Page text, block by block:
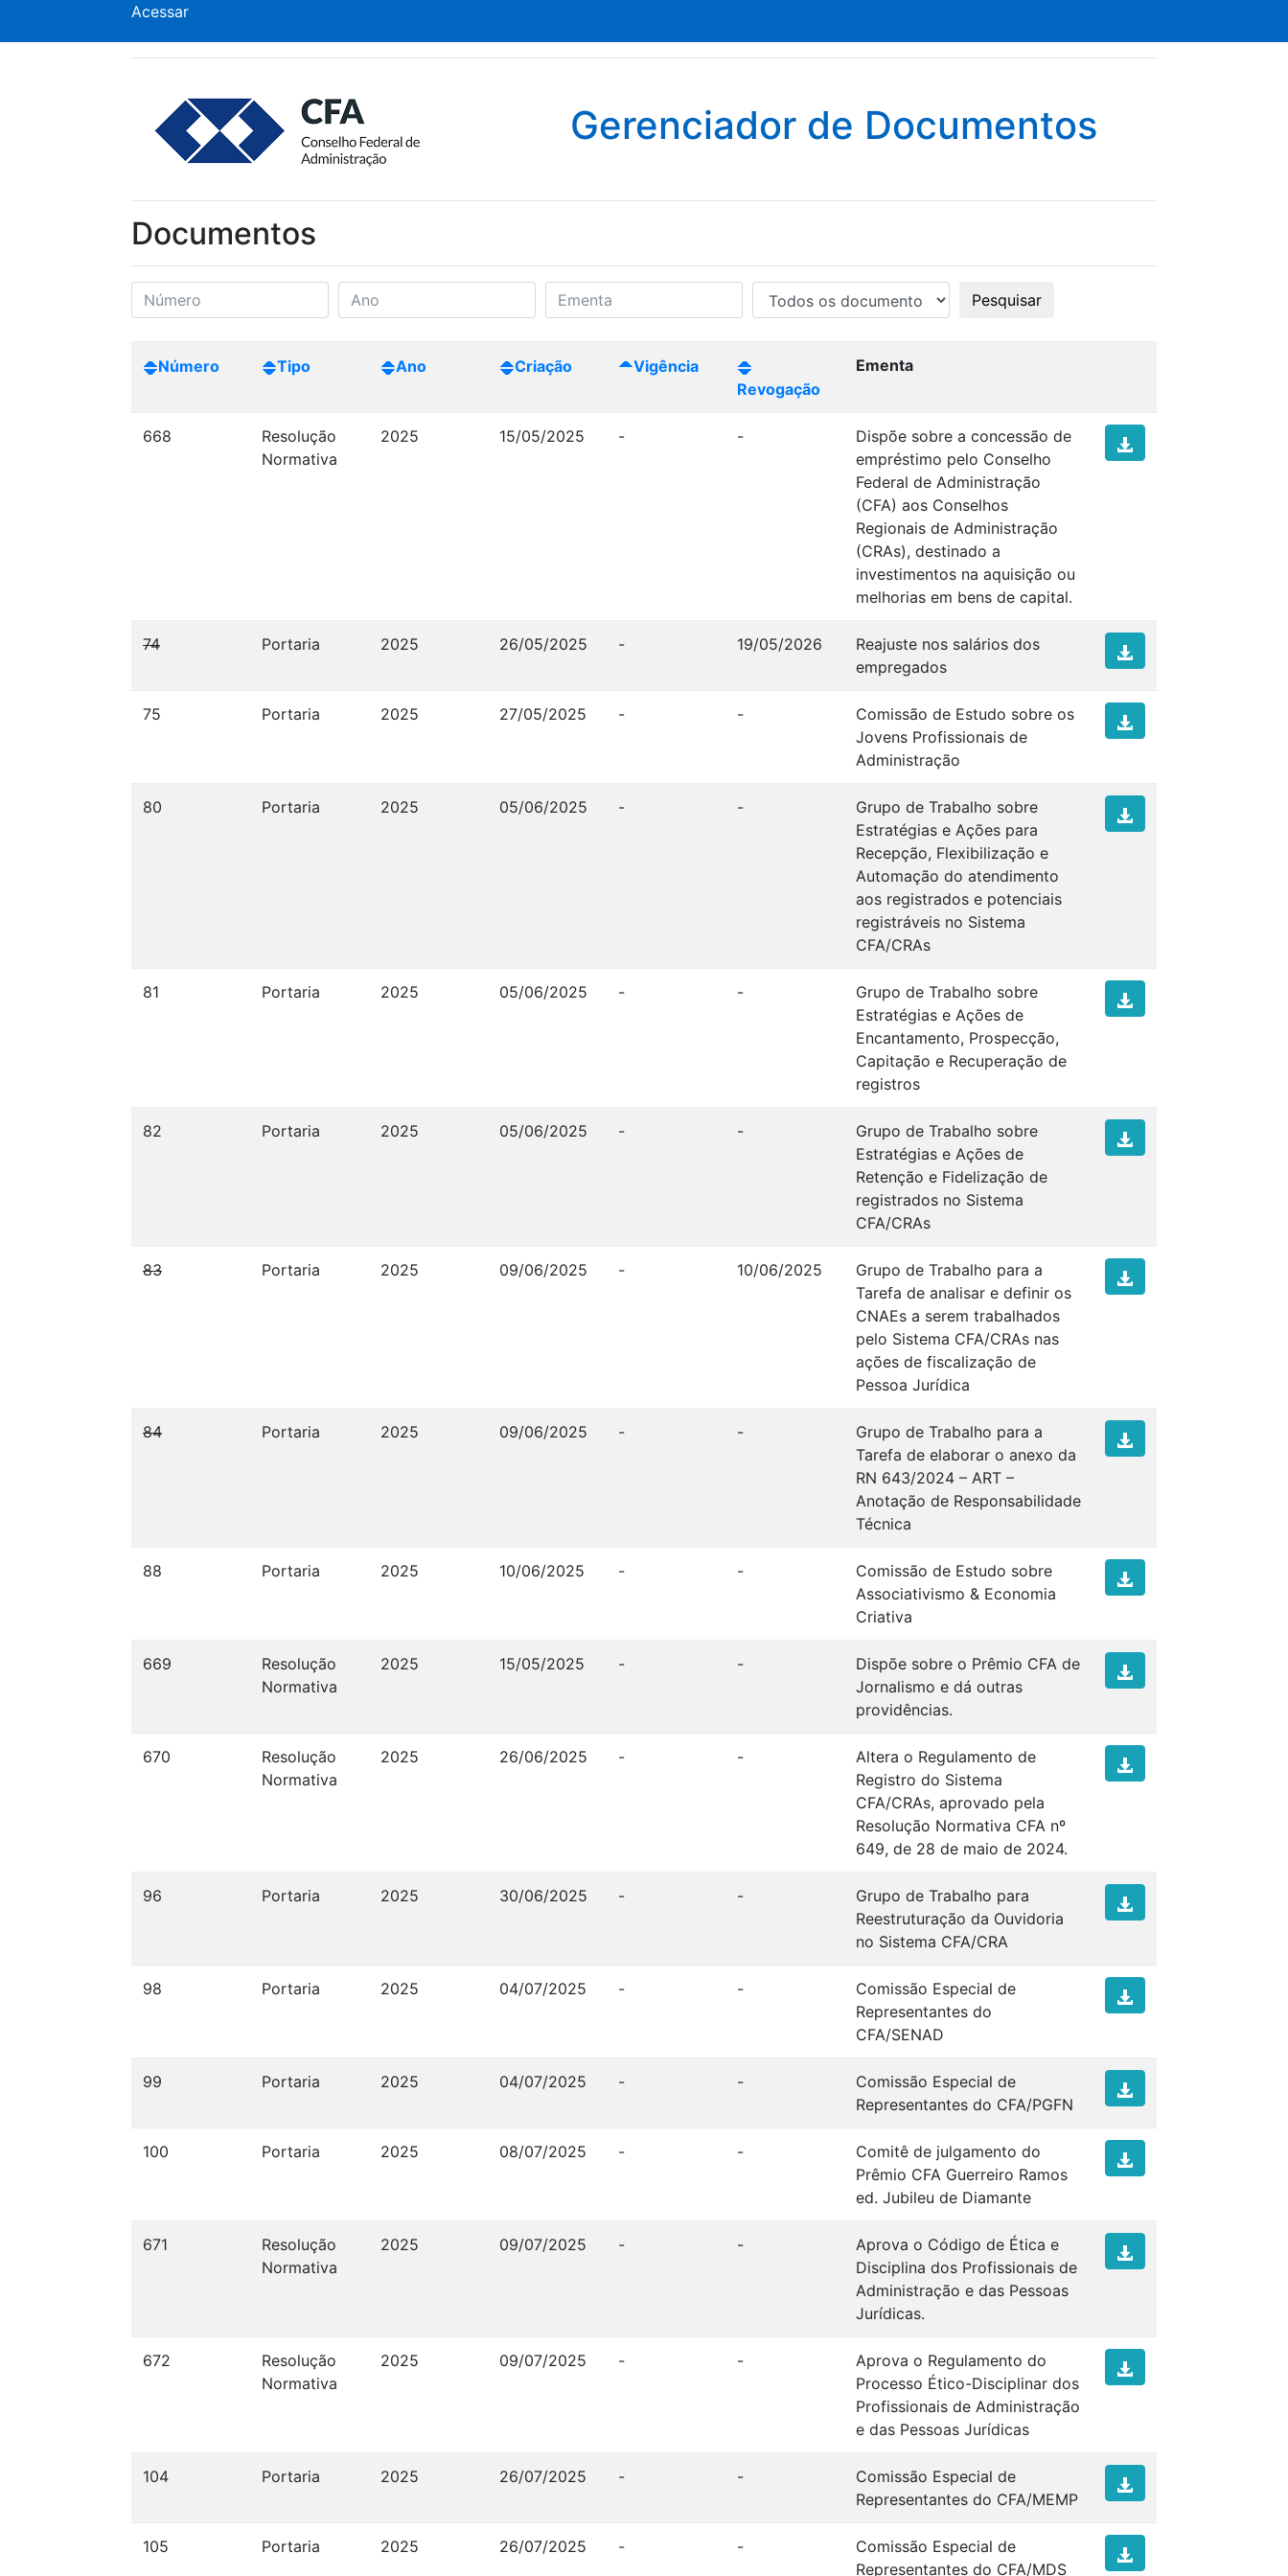
Acessar
Gerenciador de Documentos
Documentos
Pesquisar
Número Tipo Ano Criação
Vigência
Revogação
Ementa
668
Resolução
Normativa
2025 15/05/2025 - -
Dispõe sobre a concessão de
empréstimo pelo Conselho
Federal de Administração
(CFA) aos Conselhos
Regionais de Administração
(CRAs), destinado a
investimentos na aquisição ou
melhorias em bens de capital.
74 Portaria 2025 26/05/2025 - 19/05/2026
Reajuste nos salários dos
empregados
75 Portaria 2025 27/05/2025 - -
Comissão de Estudo sobre os
Jovens Profissionais de
Administração
80 Portaria 2025 05/06/2025 - -
Grupo de Trabalho sobre
Estratégias e Ações para
Recepção, Flexibilização e
Automação do atendimento
aos registrados e potenciais
registráveis no Sistema
CFA/CRAs
81 Portaria 2025 05/06/2025 - -
Grupo de Trabalho sobre
Estratégias e Ações de
Encantamento, Prospecção,
Capitação e Recuperação de
registros
82 Portaria 2025 05/06/2025 - -
Grupo de Trabalho sobre
Estratégias e Ações de
Retenção e Fidelização de
registrados no Sistema
CFA/CRAs
83 Portaria 2025 09/06/2025 - 10/06/2025
Grupo de Trabalho para a
Tarefa de analisar e definir os
CNAEs a serem trabalhados
pelo Sistema CFA/CRAs nas
ações de fiscalização de
Pessoa Jurídica
84 Portaria 2025 09/06/2025 - -
Grupo de Trabalho para a
Tarefa de elaborar o anexo da
RN 643/2024 – ART –
Anotação de Responsabilidade
Técnica
88 Portaria 2025 10/06/2025 - -
Comissão de Estudo sobre
Associativismo & Economia
Criativa
669
Resolução
Normativa
2025 15/05/2025 - -
Dispõe sobre o Prêmio CFA de
Jornalismo e dá outras
providências.
670
Resolução
Normativa
2025 26/06/2025 - -
Altera o Regulamento de
Registro do Sistema
CFA/CRAs, aprovado pela
Resolução Normativa CFA nº
649, de 28 de maio de 2024.
96 Portaria 2025 30/06/2025 - -
Grupo de Trabalho para
Reestruturação da Ouvidoria
no Sistema CFA/CRA
98 Portaria 2025 04/07/2025 - -
Comissão Especial de
Representantes do
CFA/SENAD
99 Portaria 2025 04/07/2025 - -
Comissão Especial de
Representantes do CFA/PGFN
100 Portaria 2025 08/07/2025 - -
Comitê de julgamento do
Prêmio CFA Guerreiro Ramos
ed. Jubileu de Diamante
671
Resolução
Normativa
2025 09/07/2025 - -
Aprova o Código de Ética e
Disciplina dos Profissionais de
Administração e das Pessoas
Jurídicas.
672
Resolução
Normativa
2025 09/07/2025 - -
Aprova o Regulamento do
Processo Ético-Disciplinar dos
Profissionais de Administração
e das Pessoas Jurídicas
104 Portaria 2025 26/07/2025 - -
Comissão Especial de
Representantes do CFA/MEMP
105 Portaria 2025 26/07/2025 - -
Comissão Especial de
Representantes do CFA/MDS